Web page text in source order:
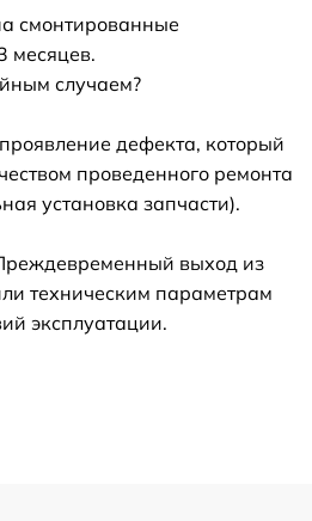
смонтированные
месяцев.
случаем?
дефекта, который
проведенного ремонта
установка запчасти).
выход из
техническим параметрам
эксплуатации.